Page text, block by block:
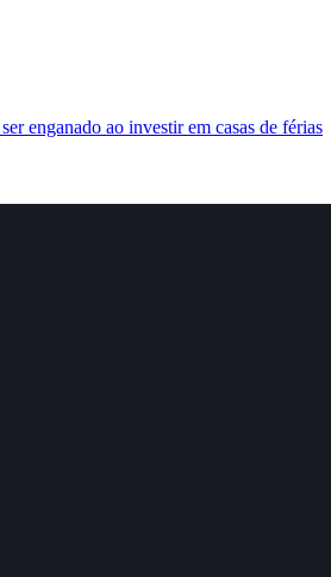
enganado ao investir em casas de férias